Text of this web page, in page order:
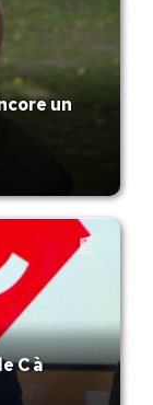
un
C à